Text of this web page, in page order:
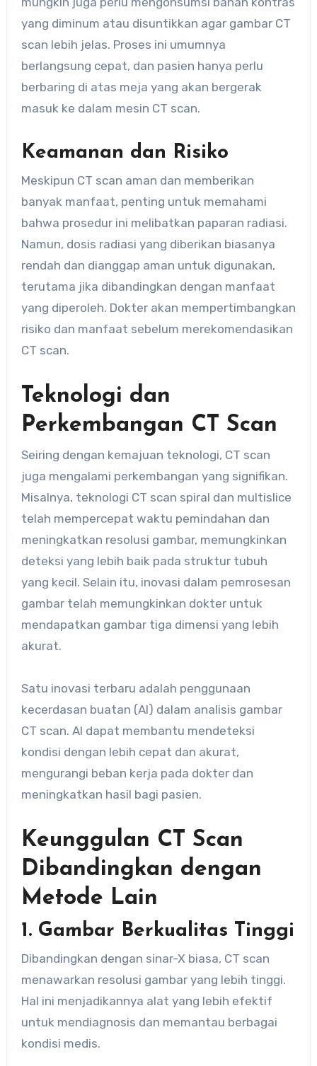
yang diminum atau disuntikkan agar gambar CT
scan lebih jelas. Proses ini umumnya
berlangsung cepat, dan pasien hanya perlu
berbaring di atas meja yang akan bergerak
masuk ke dalam mesin CT scan.
Keamanan dan Risiko
Meskipun CT scan aman dan memberikan
banyak manfaat, penting untuk memahami
bahwa prosedur ini melibatkan paparan radiasi.
Namun, dosis radiasi yang diberikan biasanya
rendah dan dianggap aman untuk digunakan,
terutama jika dibandingkan dengan manfaat
yang diperoleh. Dokter akan mempertimbangkan
risiko dan manfaat sebelum merekomendasikan
CT scan.
Teknologi dan
Perkembangan CT Scan
Seiring dengan kemajuan teknologi, CT scan
juga mengalami perkembangan yang signifikan.
Misalnya, teknologi CT scan spiral dan multislice
telah mempercepat waktu pemindahan dan
meningkatkan resolusi gambar, memungkinkan
deteksi yang lebih baik pada struktur tubuh
yang kecil. Selain itu, inovasi dalam pemrosesan
gambar telah memungkinkan dokter untuk
mendapatkan gambar tiga dimensi yang lebih
akurat.
Satu inovasi terbaru adalah penggunaan
kecerdasan buatan (AI) dalam analisis gambar
CT scan. AI dapat membantu mendeteksi
kondisi dengan lebih cepat dan akurat,
mengurangi beban kerja pada dokter dan
meningkatkan hasil bagi pasien.
Keunggulan CT Scan
Dibandingkan dengan
Metode Lain
1. Gambar Berkualitas Tinggi
Dibandingkan dengan sinar-X biasa, CT scan
menawarkan resolusi gambar yang lebih tinggi.
Hal ini menjadikannya alat yang lebih efektif
untuk mendiagnosis dan memantau berbagai
kondisi medis.